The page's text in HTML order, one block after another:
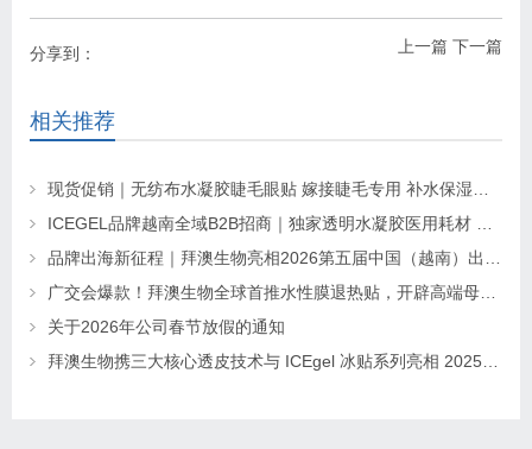
上一篇 下一篇
分享到：
相关推荐
关于2026年公司春节放假的通知